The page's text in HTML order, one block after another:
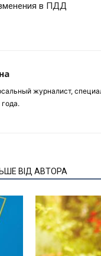
в ПДД
журналист,
ВІД АВТОРА